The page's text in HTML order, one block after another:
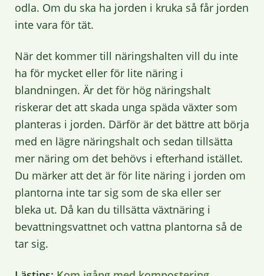
odla. Om du ska ha jorden i kruka så får jorden
inte vara för tät.
När det kommer till näringshalten vill du inte
ha för mycket eller för lite näring i
blandningen. Är det för hög näringshalt
riskerar det att skada unga späda växter som
planteras i jorden. Därför är det bättre att börja
med en lägre näringshalt och sedan tillsätta
mer näring om det behövs i efterhand istället.
Du märker att det är för lite näring i jorden om
plantorna inte tar sig som de ska eller ser
bleka ut. Då kan du tillsätta växtnäring i
bevattningsvattnet och vattna plantorna så de
tar sig.